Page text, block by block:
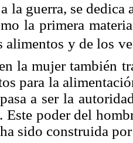
la guerra, se dedica
la primera
alimentos y de los
la mujer también
para la
a ser la
Este poder del
sido construida